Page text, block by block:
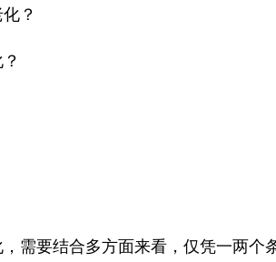
？
需要结合多方面来看，仅凭一两个